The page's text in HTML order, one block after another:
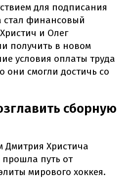
для подписания
стал финансовый
и Олег
получить в новом
условия оплаты труда
они смогли достичь со
сборную
Дмитрия Христича
путь от
мирового хоккея.